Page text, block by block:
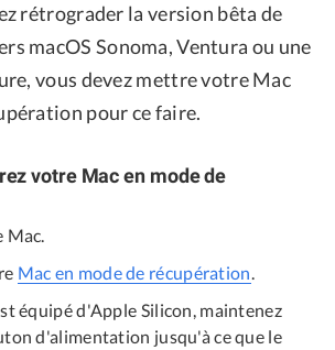
rétrograder la version bêta de
macOS Sonoma, Ventura ou une
vous devez mettre votre Mac
pour ce faire.
votre Mac en mode de
Mac.
Mac en mode de récupération
équipé d'Apple Silicon, maintenez
d'alimentation jusqu'à ce que le